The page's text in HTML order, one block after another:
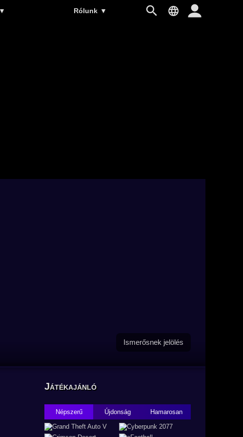
▼ Rólunk ▼
Ismerősnek jelölés
Játékajánló
Népszerű Újdonság Hamarosan